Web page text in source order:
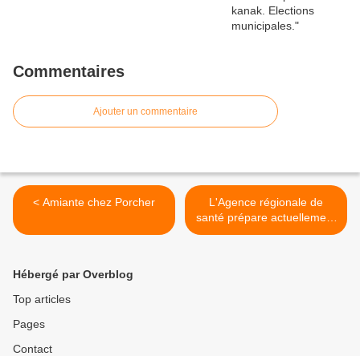
Commentaires
Ajouter un commentaire
< Amiante chez Porcher
L'Agence régionale de
santé prépare actuellement
son projet pour les cinq
Hébergé par Overblog
Top articles
Pages
Contact